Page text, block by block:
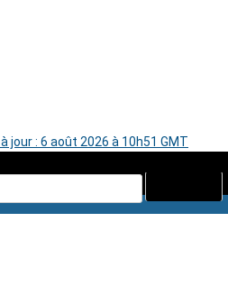
jour : 6 août 2026 à 10h51 GMT